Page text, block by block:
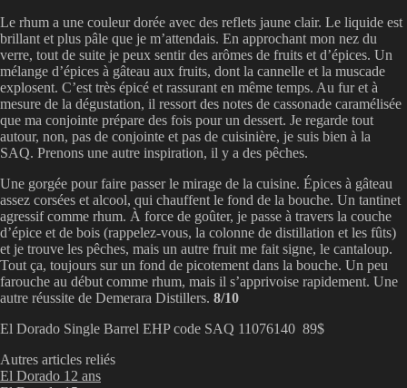
Le rhum a une couleur dorée avec des reflets jaune clair. Le liquide est
brillant et plus pâle que je m’attendais. En approchant mon nez du
verre, tout de suite je peux sentir des arômes de fruits et d’épices. Un
mélange d’épices à gâteau aux fruits, dont la cannelle et la muscade
explosent. C’est très épicé et rassurant en même temps. Au fur et à
mesure de la dégustation, il ressort des notes de cassonade caramélisée
que ma conjointe prépare des fois pour un dessert. Je regarde tout
autour, non, pas de conjointe et pas de cuisinière, je suis bien à la
SAQ. Prenons une autre inspiration, il y a des pêches.
Une gorgée pour faire passer le mirage de la cuisine. Épices à gâteau
assez corsées et alcool, qui chauffent le fond de la bouche. Un tantinet
agressif comme rhum. À force de goûter, je passe à travers la couche
d’épice et de bois (rappelez-vous, la colonne de distillation et les fûts)
et je trouve les pêches, mais un autre fruit me fait signe, le cantaloup.
Tout ça, toujours sur un fond de picotement dans la bouche. Un peu
farouche au début comme rhum, mais il s’apprivoise rapidement. Une
autre réussite de Demerara Distillers. 8/10
El Dorado Single Barrel EHP code SAQ 11076140 89$
Autres articles reliés
El Dorado 12 ans